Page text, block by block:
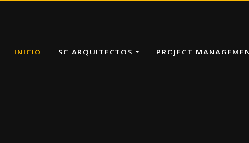
INICIO SC ARQUITECTOS PROJECT